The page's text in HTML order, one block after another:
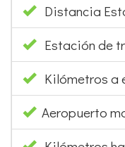
Distancia
Estación de
Kilómetros a
Aeropuerto